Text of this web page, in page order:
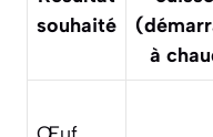
souhaité
à